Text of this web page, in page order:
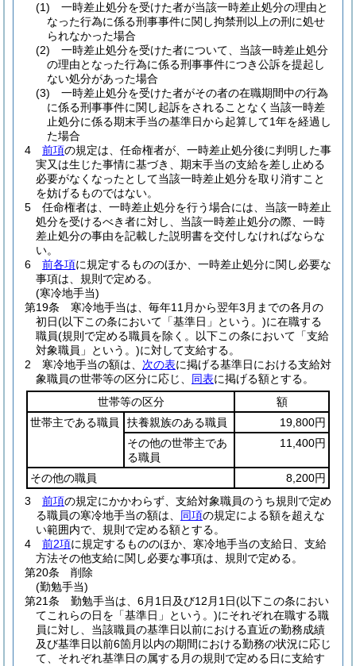
(1)
一時差止処分を受けた者が当該一時差止処分の理由と
なった行為に係る刑事事件に関し拘禁刑以上の刑に処せ
られなかった場合
(2)
一時差止処分を受けた者について、当該一時差止処分
の理由となった行為に係る刑事事件につき公訴を提起し
ない処分があった場合
(3)
一時差止処分を受けた者がその者の在職期間中の行為
に係る刑事事件に関し起訴をされることなく当該一時差
止処分に係る期末手当の基準日から起算して1年を経過し
た場合
4
前項の規定は、任命権者が、一時差止処分後に判明した事
実又は生じた事情に基づき、期末手当の支給を差し止める
必要がなくなったとして当該一時差止処分を取り消すこと
を妨げるものではない。
5
任命権者は、一時差止処分を行う場合には、当該一時差止
処分を受けるべき者に対し、当該一時差止処分の際、一時
差止処分の事由を記載した説明書を交付しなければならな
い。
6
前各項に規定するもののほか、一時差止処分に関し必要な
事項は、規則で定める。
(寒冷地手当)
第19条
寒冷地手当は、毎年11月から翌年3月までの各月の
初日(以下この条において「基準日」という。)に在職する
職員(規則で定める職員を除く。以下この条において「支給
対象職員」という。)に対して支給する。
2
寒冷地手当の額は、 次の表に掲げる基準日における支給対
象職員の世帯等の区分に応じ、 同表に掲げる額とする。
世帯等の区分
額
世帯主である職員
扶養親族のある職員
19,800円
その他の世帯主であ
る職員
11,400円
その他の職員
8,200円
3
前項の規定にかかわらず、支給対象職員のうち規則で定め
る職員の寒冷地手当の額は、 同項の規定による額を超えな
い範囲内で、規則で定める額とする。
4
前2項に規定するもののほか、寒冷地手当の支給日、支給
方法その他支給に関し必要な事項は、規則で定める。
第20条
削除
(勤勉手当)
第21条
勤勉手当は、6月1日及び12月1日(以下この条におい
てこれらの日を「基準日」という。)にそれぞれ在職する職
員に対し、当該職員の基準日以前における直近の勤務成績
及び基準日以前6箇月以内の期間における勤務の状況に応じ
て、それぞれ基準日の属する月の規則で定める日に支給す